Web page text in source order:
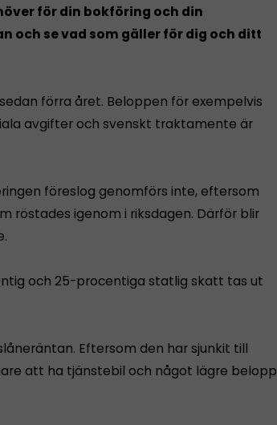
för din bokföring och din
och se vad som gäller för dig och ditt
förra året. Beloppen för exempelvis
avgifter och svenskt traktamente är
föreslog genomförs inte, eftersom
röstades igenom i riksdagen. Därför blir
och 25-procentiga statlig skatt tas ut
Eftersom den har sjunkit till
att ha tjänstebil och något lägre belopp